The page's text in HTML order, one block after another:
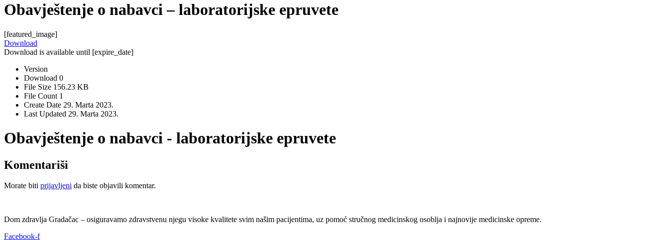
Obavještenje o nabavci – laboratorijske epruvete
[featured_image]
Download
Download is available until [expire_date]
Version
Download 0
File Size 156.23 KB
File Count 1
Create Date 29. Marta 2023.
Last Updated 29. Marta 2023.
Obavještenje o nabavci - laboratorijske epruvete
Komentariši
Morate biti prijavljeni da biste objavili komentar.
Dom zdravlja Gradačac – osiguravamo zdravstvenu njegu visoke kvalitete svim našim pacijentima, uz pomoć stručnog medicinskog osoblja i najnovije medicinske opreme.
Facebook-f